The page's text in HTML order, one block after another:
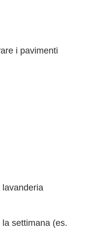
i pavimenti
settimana (es.